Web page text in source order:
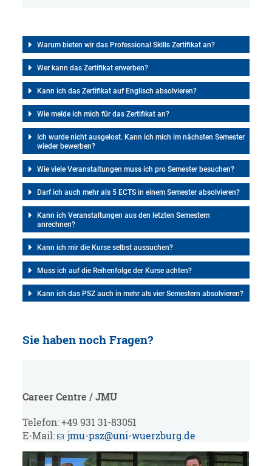
Warum bieten wir das Professional Skills Zertifikat an?
Wer kann das Zertifikat erwerben?
Kann ich das Zertifikat auf Englisch absolvieren?
Wie melde ich mich für das Zertifikat an?
Ich wurde nicht ausgelost. Kann ich mich im nächsten Semester
wieder bewerben?
Wie viele Veranstaltungen muss ich pro Semester besuchen?
Darf ich auch mehr als 5 ECTS in einem Semester absolvieren?
Kann ich Veranstaltungen aus den letzten Semestern
anrechnen?
Kann ich mir die Kurse selbst aussuchen?
Muss ich auf die Reihenfolge der Kurse achten?
Kann ich das PSZ auch in mehr als vier Semestern absolvieren?
Sie haben noch Fragen?
Career Centre / JMU
Telefon: +49 931 31-83051
E-Mail:
jmu-psz@uni-wuerzburg.de